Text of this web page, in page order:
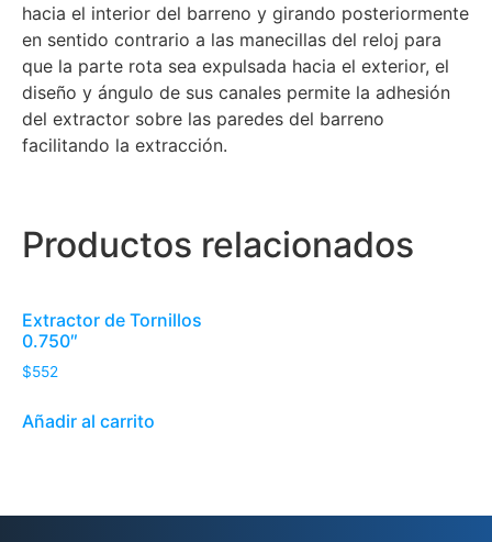
hacia el interior del barreno y girando posteriormente
en sentido contrario a las manecillas del reloj para
que la parte rota sea expulsada hacia el exterior, el
diseño y ángulo de sus canales permite la adhesión
del extractor sobre las paredes del barreno
facilitando la extracción.
Productos relacionados
Extractor de Tornillos
0.750″
$552
Añadir al carrito